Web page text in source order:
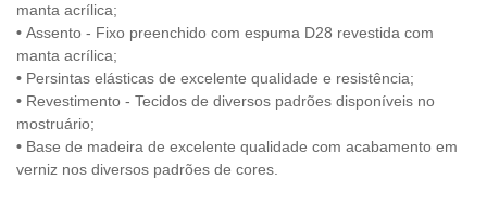
manta acrílica;
• Assento - Fixo preenchido com espuma D28 revestida com
manta acrílica;
• Persintas elásticas de excelente qualidade e resistência;
• Revestimento - Tecidos de diversos padrões disponíveis no
mostruário;
• Base de madeira de excelente qualidade com acabamento em
verniz nos diversos padrões de cores.